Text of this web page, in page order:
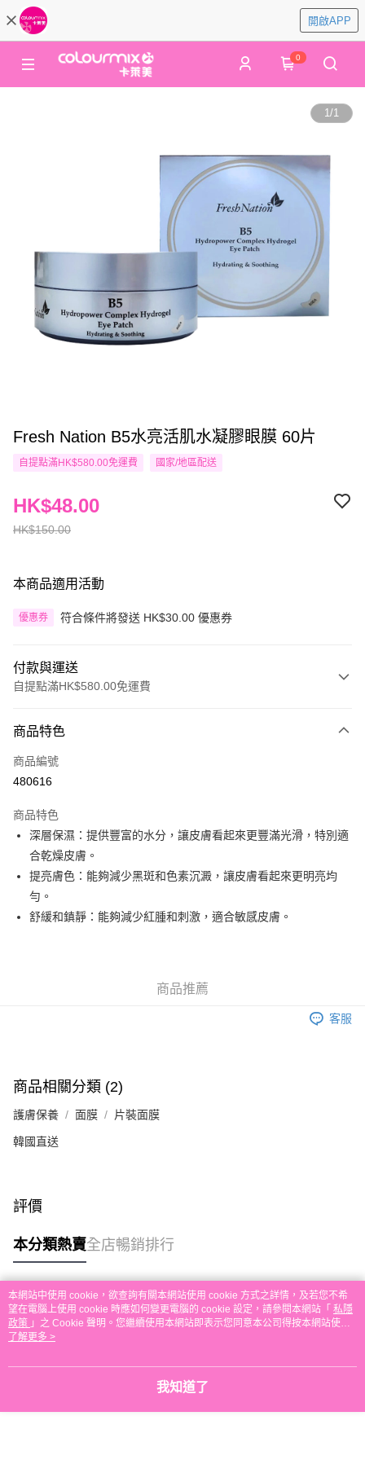
開啟APP
0
1/1
Fresh Nation B5水亮活肌水凝膠眼膜 60片
自提點滿HK$580.00免運費 國家/地區配送
HK$150.00
HK$48.00
本商品適用活動
優惠券 符合條件將發送 HK$30.00 優惠券
付款與運送
自提點滿HK$580.00免運費
信用卡
Apple Pay
AlipayHK
PayMe
WeChat Pay
其他轉帳方式
單。 如果訂購後七個工作天內我們未能收到有關存款，有關訂單將被取消。
每筆HK$30.00，滿HK$580.00或以上免運費
本地配送
每筆HK$30.00，滿HK$580.00或以上免運費
其他地區配送
商品特色
商品編號
480616
商品特色
深層保濕：提供豐富的水分，讓皮膚看起來更豐滿光滑，特別適
合乾燥皮膚。
提亮膚色：能夠減少黑斑和色素沉澱，讓皮膚看起來更明亮均
勻。
舒緩和鎮靜：能夠減少紅腫和刺激，適合敏感皮膚。
商品推薦
客服
商品相關分類 (2)
護膚保養 面膜 片裝面膜
韓國直送
評價
本分類熱賣全店暢銷排行
熱門標籤
熱銷排行
本網站中使用 cookie，欲查詢有關本網站使用 cookie 方式之詳情，及若您不希
望在電腦上使用 cookie 時應如何變更電腦的 cookie 設定，請參閱本網站「 私隱
政策 」之 Cookie 聲明。您繼續使用本網站即表示您同意本公司得按本網站使用
條款之 Cookie 聲明使用 cookie。
了解更多 >
我知道了